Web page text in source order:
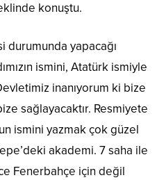
konuştu.
durumunda yapacağı
ismini, Atatürk ismiyle
inanıyorum ki bize
sağlayacaktır. Resmiyete
ismini yazmak çok güzel
akademi. 7 saha ile
Fenerbahçe için değil